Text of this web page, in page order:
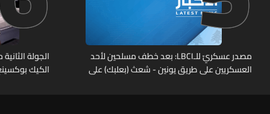
مصدر عسكريّ للـLBCI: بعد خطف مسلحين لأحد
العسكريين على طريق يونين - شعث (بعلبك) على
الكيك